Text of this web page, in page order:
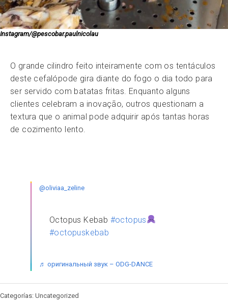
Instagram/@pescobar.paulnicolau
O grande cilindro feito inteiramente com os tentáculos
deste cefalópode gira diante do fogo o dia todo para
ser servido com batatas fritas. Enquanto alguns
clientes celebram a inovação, outros questionam a
textura que o animal pode adquirir após tantas horas
de cozimento lento.
@oliviaa_zeline
Octopus Kebab #octopus
#octopuskebab
♬ оригинальный звук – ODG-DANCE
Categorías: Uncategorized